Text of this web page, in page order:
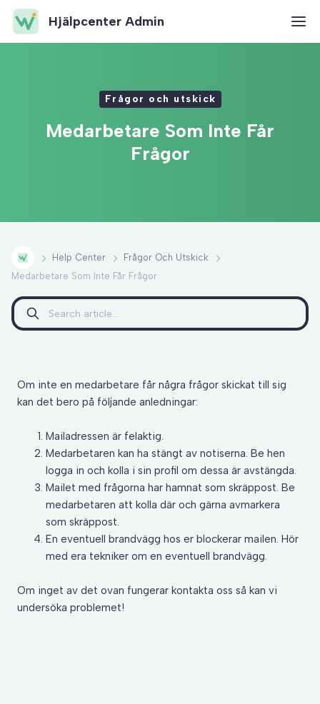
Hjälpcenter Admin
Frågor och utskick
Medarbetare Som Inte Får
Frågor
Help Center
Frågor Och Utskick
Medarbetare Som Inte Får Frågor
Om inte en medarbetare får några frågor skickat till sig
kan det bero på följande anledningar:
Mailadressen är felaktig.
Medarbetaren kan ha stängt av notiserna. Be hen
logga in och kolla i sin profil om dessa är avstängda.
Mailet med frågorna har hamnat som skräppost. Be
medarbetaren att kolla där och gärna avmarkera
som skräppost.
En eventuell brandvägg hos er blockerar mailen. Hör
med era tekniker om en eventuell brandvägg.
Om inget av det ovan fungerar kontakta oss så kan vi
undersöka problemet!